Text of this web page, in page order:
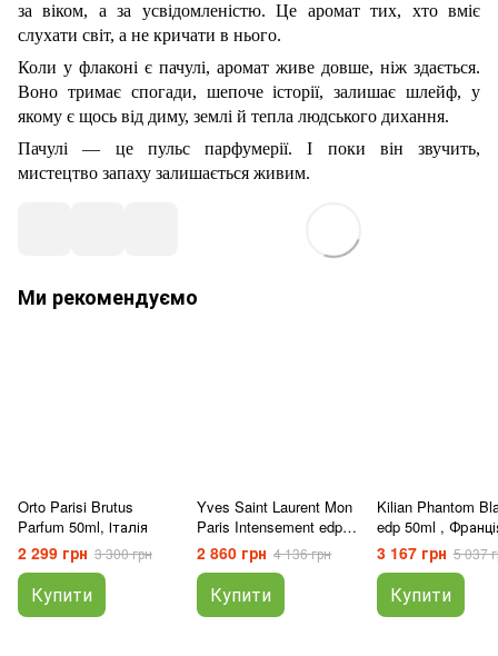
за віком, а за усвідомленістю. Це аромат тих, хто вміє
слухати світ, а не кричати в нього.
Коли у флаконі є пачулі, аромат живе довше, ніж здається.
Воно тримає спогади, шепоче історії, залишає шлейф, у
якому є щось від диму, землі й тепла людського дихання.
Пачулі — це пульс парфумерії. І поки він звучить,
мистецтво запаху залишається живим.
Ми рекомендуємо
Orto Parisi Brutus
Parfum 50ml, Італія
2 299 грн 3 300 грн
Купити
Yves Saint Laurent Mon
Paris Intensement edp
90ml, Франція
2 860 грн 4 136 грн
Купити
Kilian Phantom
edp 50ml ,
3 167 грн 5 037
Купити